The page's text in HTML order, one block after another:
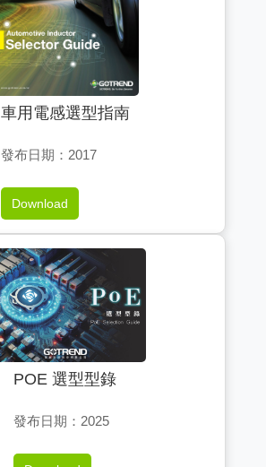
車用電感選型指南
發布日期：2017
Download
POE 選型型錄
發布日期：2025